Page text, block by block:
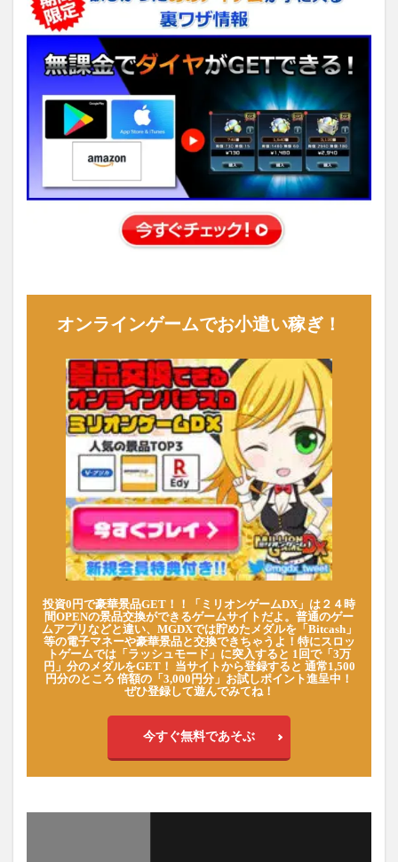
オンラインゲームでお小遣い稼ぎ！
投資0円で豪華景品GET！！「ミリオンゲームDX」は２４時
間OPENの景品交換ができるゲームサイトだよ。普通のゲー
ムアプリなどと違い、MGDXでは貯めたメダルを「Bitcash」
等の電子マネーや豪華景品と交換できちゃうよ！特にスロッ
トゲームでは「ラッシュモード」に突入すると 1回で「3万
円」分のメダルをGET！ 当サイトから登録すると 通常1,500
円分のところ 倍額の「3,000円分」お試しポイント進呈中！
ぜひ登録して遊んでみてね！
今すぐ無料であそぶ